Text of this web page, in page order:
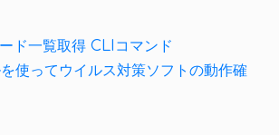
ド一覧取得 CLIコマンド
使ってウイルス対策ソフトの動作確